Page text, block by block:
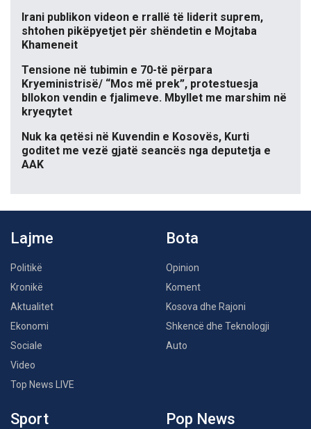
Irani publikon videon e rrallë të liderit suprem,
shtohen pikëpyetjet për shëndetin e Mojtaba
Khameneit
Tensione në tubimin e 70-të përpara
Kryeministrisë/ “Mos më prek”, protestuesja
bllokon vendin e fjalimeve. Mbyllet me marshim në
kryeqytet
Nuk ka qetësi në Kuvendin e Kosovës, Kurti
goditet me vezë gjatë seancës nga deputetja e
AAK
Lajme
Politikë
Kronikë
Aktualitet
Ekonomi
Sociale
Video
Top News LIVE
Bota
Opinion
Koment
Kosova dhe Rajoni
Shkencë dhe Teknologji
Auto
Sport Pop News